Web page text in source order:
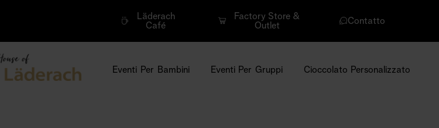
Läderach
Café
Factory Store &
Outlet
Contatto
Eventi Per Bambini Eventi Per Gruppi Cioccolato Personalizzato